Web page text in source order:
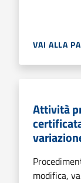
VAI ALLA
Attività
modifica,